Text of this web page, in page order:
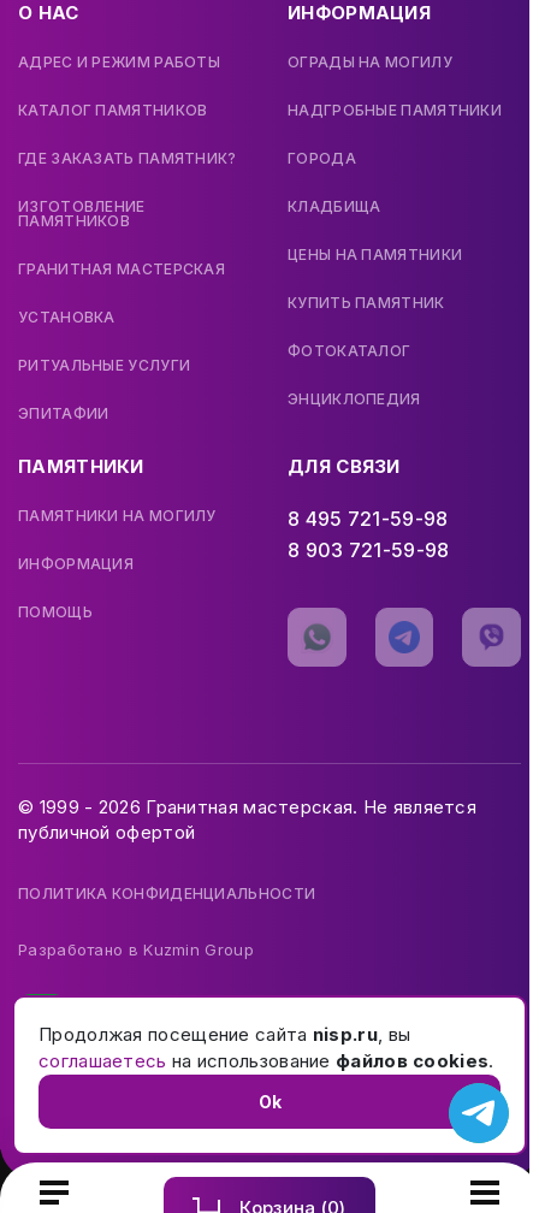
Корзина (0)
О НАС
АДРЕС И РЕЖИМ РАБОТЫ
КАТАЛОГ ПАМЯТНИКОВ
ГДЕ ЗАКАЗАТЬ ПАМЯТНИК?
ИЗГОТОВЛЕНИЕ
ПАМЯТНИКОВ
ГРАНИТНАЯ МАСТЕРСКАЯ
УСТАНОВКА
РИТУАЛЬНЫЕ УСЛУГИ
ЭПИТАФИИ
ИНФОРМАЦИЯ
ОГРАДЫ НА МОГИЛУ
НАДГРОБНЫЕ ПАМЯТНИКИ
ГОРОДА
КЛАДБИЩА
ЦЕНЫ НА ПАМЯТНИКИ
КУПИТЬ ПАМЯТНИК
ФОТОКАТАЛОГ
ЭНЦИКЛОПЕДИЯ
ПАМЯТНИКИ
ПАМЯТНИКИ НА МОГИЛУ
ИНФОРМАЦИЯ
ПОМОЩЬ
ДЛЯ СВЯЗИ
8 495 721-59-98
8 903 721-59-98
© 1999 - 2026 Гранитная мастерская. Не является
публичной офертой
ПОЛИТИКА КОНФИДЕНЦИАЛЬНОСТИ
Разработано вKuzmin Group
Продолжая посещение сайта nisp.ru, вы
соглашаетесь на использование файлов cookies.
Ok